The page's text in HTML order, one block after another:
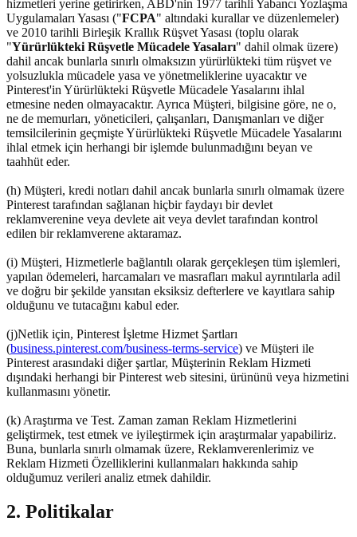
hizmetleri yerine getirirken, ABD'nin 1977 tarihli Yabancı Yozlaşma
Uygulamaları Yasası ("FCPA" altındaki kurallar ve düzenlemeler)
ve 2010 tarihli Birleşik Krallık Rüşvet Yasası (toplu olarak
"Yürürlükteki Rüşvetle Mücadele Yasaları" dahil olmak üzere)
dahil ancak bunlarla sınırlı olmaksızın yürürlükteki tüm rüşvet ve
yolsuzlukla mücadele yasa ve yönetmeliklerine uyacaktır ve
Pinterest'in Yürürlükteki Rüşvetle Mücadele Yasalarını ihlal
etmesine neden olmayacaktır. Ayrıca Müşteri, bilgisine göre, ne o,
ne de memurları, yöneticileri, çalışanları, Danışmanları ve diğer
temsilcilerinin geçmişte Yürürlükteki Rüşvetle Mücadele Yasalarını
ihlal etmek için herhangi bir işlemde bulunmadığını beyan ve
taahhüt eder.
(h) Müşteri, kredi notları dahil ancak bunlarla sınırlı olmamak üzere
Pinterest tarafından sağlanan hiçbir faydayı bir devlet
reklamverenine veya devlete ait veya devlet tarafından kontrol
edilen bir reklamverene aktaramaz.
(i) Müşteri, Hizmetlerle bağlantılı olarak gerçekleşen tüm işlemleri,
yapılan ödemeleri, harcamaları ve masrafları makul ayrıntılarla adil
ve doğru bir şekilde yansıtan eksiksiz defterlere ve kayıtlara sahip
olduğunu ve tutacağını kabul eder.
(j)Netlik için, Pinterest İşletme Hizmet Şartları
(business.pinterest.com/business-terms-service) ve Müşteri ile
Pinterest arasındaki diğer şartlar, Müşterinin Reklam Hizmeti
dışındaki herhangi bir Pinterest web sitesini, ürününü veya hizmetini
kullanmasını yönetir.
(k) Araştırma ve Test. Zaman zaman Reklam Hizmetlerini
geliştirmek, test etmek ve iyileştirmek için araştırmalar yapabiliriz.
Buna, bunlarla sınırlı olmamak üzere, Reklamverenlerimiz ve
Reklam Hizmeti Özelliklerini kullanmaları hakkında sahip
olduğumuz verileri analiz etmek dahildir.
2. Politikalar